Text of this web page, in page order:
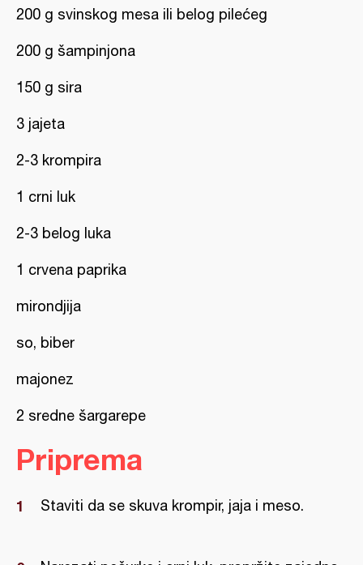
200 g svinskog mesa ili belog pilećeg
200 g šampinjona
150 g sira
3 jajeta
2-3 krompira
1 crni luk
2-3 belog luka
1 crvena paprika
mirondjija
so, biber
majonez
2 sredne šargarepe
Priprema
Staviti da se skuva krompir, jaja i meso.